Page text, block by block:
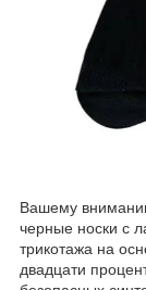
Вашему
черные носки с
трикотажа на
двадцати